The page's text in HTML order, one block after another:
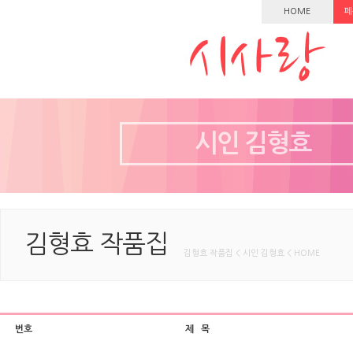
HOME
시인 김형효
김형효 작품집 김형효 작품집 < 시인 김형효 < HOME
번호 제 목